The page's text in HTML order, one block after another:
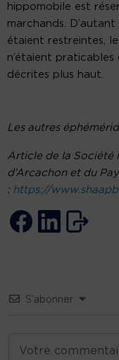
hippomobile est
marchands.
étaient restreintes,
n’étaient praticables
décrites plus haut.
Les autres
Article de Ia Société
d’Arcachon et du
: https://
S’abonner